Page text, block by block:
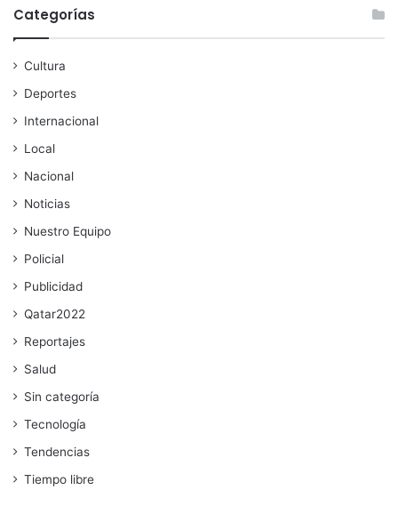
Categorías
Cultura
Deportes
Internacional
Local
Nacional
Noticias
Nuestro Equipo
Policial
Publicidad
Qatar2022
Reportajes
Salud
Sin categoría
Tecnología
Tendencias
Tiempo libre